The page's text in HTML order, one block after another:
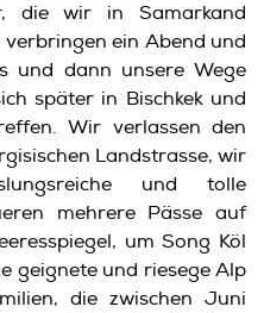
die wir in Samarkand
ein Abend und
und dann unsere Wege
später in Bischkek und
Wir verlassen den
Landstrasse, wir
und tolle
mehrere Pässe auf
um Song Köl
geignete und riesege Alp
die zwischen Juni